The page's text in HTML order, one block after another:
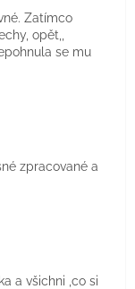
Zatímco
opět,,
se mu
zpracované a
a všichni ,co si